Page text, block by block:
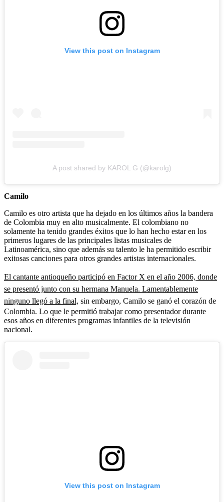
View this post on Instagram
A post shared by KAROL G (@karolg)
Camilo
Camilo es otro artista que ha dejado en los últimos años la bandera
de Colombia muy en alto musicalmente. El colombiano no
solamente ha tenido grandes éxitos que lo han hecho estar en los
primeros lugares de las principales listas musicales de
Latinoamérica, sino que además su talento le ha permitido escribir
exitosas canciones para otros grandes artistas internacionales.
El cantante antioqueño participó en Factor X en el año 2006, donde
se presentó junto con su hermana Manuela. Lamentablemente
ninguno llegó a la final, sin embargo, Camilo se ganó el corazón de
Colombia. Lo que le permitió trabajar como presentador durante
esos años en diferentes programas infantiles de la televisión
nacional.
View this post on Instagram